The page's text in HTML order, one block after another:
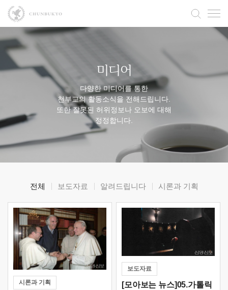
미디어
다양한 미디어를 통한
천부교의 활동소식을 전해드립니다.
또한 잘못된 허위정보나 오보에 대해
정정합니다.
전체 보도자료 알려드립니다 시론과 기획
시론과 기획
보도자료
[모아보는 뉴스]05.가톨릭